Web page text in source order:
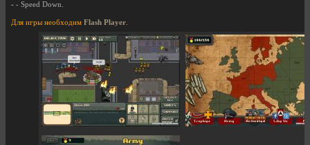
- - Speed Down.
Для игры необходим Flash Player.